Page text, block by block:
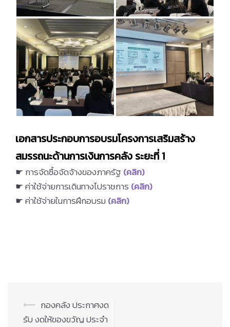
เอกสารประกอบการอบรมโครงการเสริมสร้าง
สมรรถนะด้านการเงินการคลัง ระยะที่ 1
☛ การจัดซื้อจัดจ้างของภาครัฐ (คลิก)
☛ ค่าใช้จ่ายการเดินทางไปราชการ (คลิก)
☛ ค่าใช้จ่ายในการฝึกอบรม (คลิก)
Post
navigation
⟵ กองคลัง ประกาศงด
รับ งดให้ของขวัญ ประจำ